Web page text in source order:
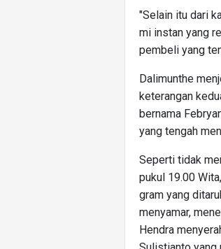
"Selain itu dari
mi instan yang
pembeli yang
Dalimunthe
keterangan
bernama
yang tengah
Seperti tidak
pukul 19.00
gram yang
menyamar,
Hendra